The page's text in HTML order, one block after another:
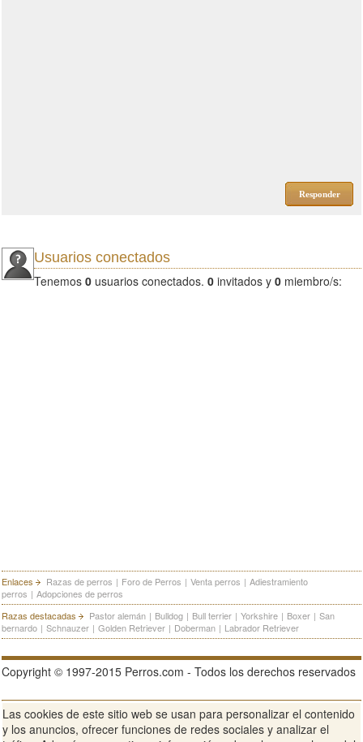
Responder
Usuarios conectados
Tenemos 0 usuarios conectados. 0 invitados y 0 miembro/s:
Enlaces Razas de perros | Foro de Perros | Venta perros | Adiestramiento
perros | Adopciones de perros
Razas destacadas
Pastor alemán | Bulldog | Bull terrier | Yorkshire | Boxer | San
bernardo | Schnauzer | Golden Retriever | Doberman | Labrador Retriever
Copyright © 1997-2015 Perros.com - Todos los derechos reservados
Publicidad en Perros.com | Contacte | Aviso Legal Política de
privacidad | Condiciones de uso
Las cookies de este sitio web se usan para personalizar el contenido
y los anuncios, ofrecer funciones de redes sociales y analizar el